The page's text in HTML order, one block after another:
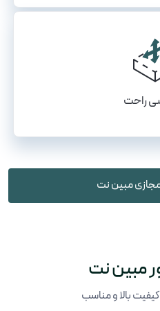
راحت
مبین نت
مبین نت
کیفیت بالا و مناسب